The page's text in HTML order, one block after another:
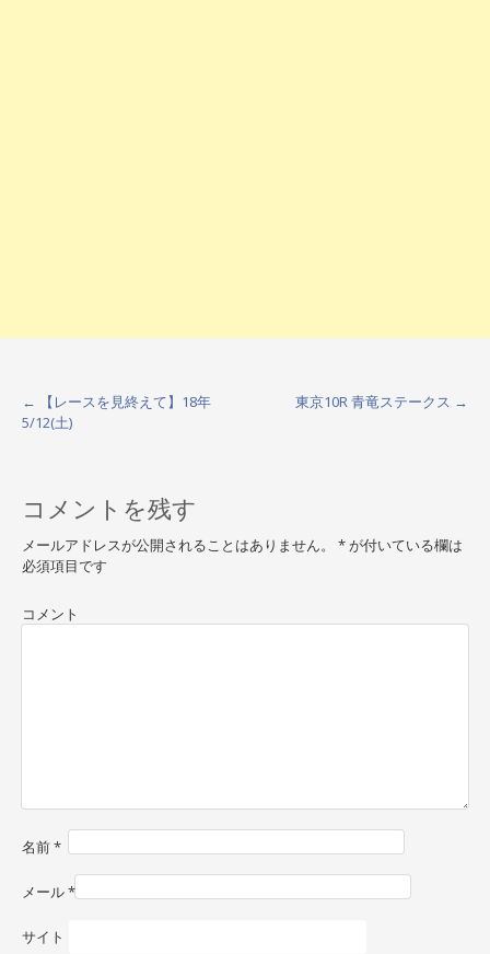
P
s
t
n
a
v
i
o
n
←
【レースを見終えて】18年
5/12(土)
東京10R 青竜ステークス →
コメントを残す
メールアドレスが公開されることはありません。 *が付いている欄は
必須項目です
コメント
名前*
メール*
サイト